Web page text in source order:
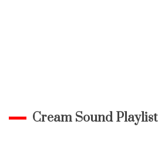
Cream Sound Playlist